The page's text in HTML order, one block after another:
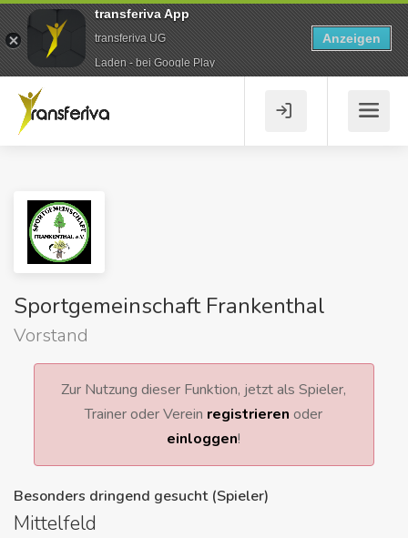
Sportgemeinschaft Frankenthal
Vorstand
Zur Nutzung dieser Funktion, jetzt als Spieler,
Trainer oder Verein registrieren oder
einloggen!
Besonders dringend gesucht (Spieler)
Mittelfeld
transferiva App
transferiva UG
Laden - bei Google Play
Anzeigen